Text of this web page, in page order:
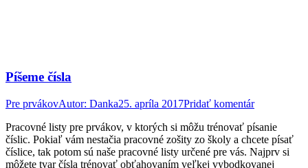
Píšeme čísla
Pre prvákovAutor: Danka25. apríla 2017Pridať komentár
Pracovné listy pre prvákov, v ktorých si môžu trénovať písanie
číslic. Pokiaľ vám nestačia pracovné zošity zo školy a chcete písať
číslice, tak potom sú naše pracovné listy určené pre vás. Najprv si
môžete tvar čísla trénovať obťahovaním veľkej vybodkovanej